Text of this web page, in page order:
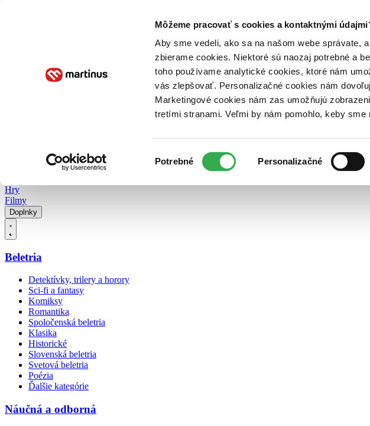
Môžeme pracovať s cookies a kontaktnými
Aby sme vedeli, ako sa na našom webe správate,
zbierame cookies. Niektoré sú naozaj potrebné a
toho používame analytické cookies, ktoré nám
vás zlepšovať. Personalizačné cookies nám
Marketingové cookies nám zas umožňujú
tretími stranami. Veľmi by nám pomohlo, keby
súhlasu
Potrebné Personalizačné
Poukážky Kontakt
Hry
Filmy
Doplnky
Beletria
Detektívky, trilery a horory
Sci-fi a fantasy
Komiksy
Romantika
Spoločenská beletria
Klasika
Historické
Slovenská beletria
Svetová beletria
Poézia
Ďalšie kategórie
Náučná a odborná